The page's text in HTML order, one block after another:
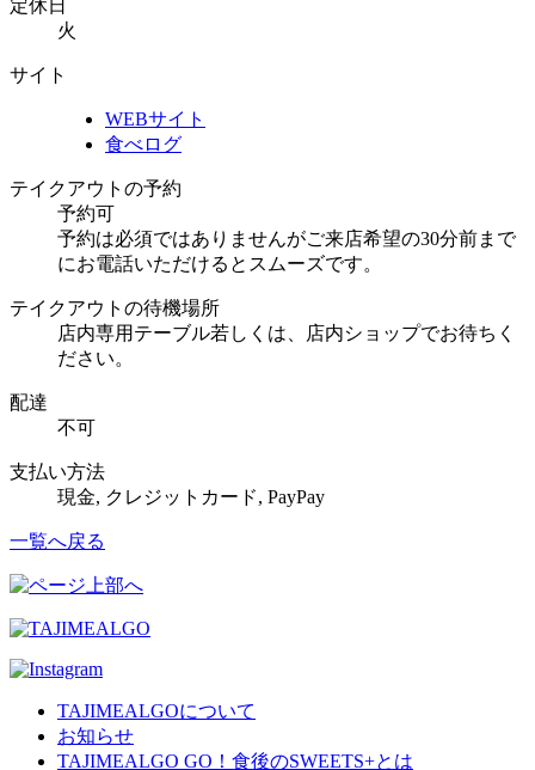
定休日
火
サイト
WEBサイト
食べログ
テイクアウトの予約
予約可
予約は必須ではありませんがご来店希望の30分前まで
にお電話いただけるとスムーズです。
テイクアウトの待機場所
店内専用テーブル若しくは、店内ショップでお待ちく
ださい。
配達
不可
支払い方法
現金, クレジットカード, PayPay
一覧へ戻る
TAJIMEALGOについて
お知らせ
TAJIMEALGO GO！食後のSWEETS+とは